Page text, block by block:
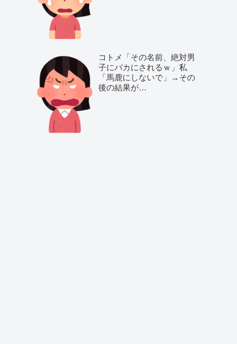
コトメ「その名前、絶対男
子にバカにされるｗ」私
「馬鹿にしないで」→その
後の結果が…